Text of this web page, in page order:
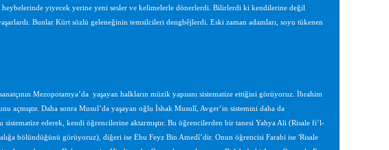
yiyecek yerine yeni sesler ve kelimelerle dönerlerdi. Bilirlerdi ki kendilerine değil
Bunlar Kürt sözlü geleneğinin temsilcileri dengbêjlerdi. Eski zaman adamları, soyu tükenen
Mezopotamya’da yaşayan halkların müzik yapısını sistematize ettiğini görüyoruz. İbrahim
açmıştır. Daha sonra Musul’da yaşayan oğlu İshak Musulî, Avger’in sistemini daha da
ederek, kendi öğrencilerine aktarmıştır. Bu öğrencilerden bir tanesi Yahya Ali (Risale fi’l-
bölündüğünü görüyoruz), diğeri ise Ebu Feyz Bin Amedî’dir. Onun öğrencisi Farabi ise 'Risale